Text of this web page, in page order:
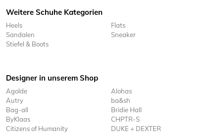
Weitere Schuhe Kategorien
Heels
Flats
Sandalen
Sneaker
Stiefel & Boots
Designer in unserem Shop
Agolde
Alohas
Autry
ba&sh
Bag-all
Bridie Hall
ByKlaas
CHPTR-S
Citizens of Humanity
DUKE + DEXTER